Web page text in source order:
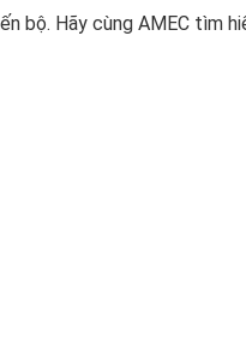
bộ. Hãy cùng AMEC tìm